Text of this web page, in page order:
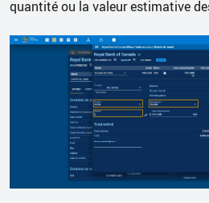
quantité ou la valeur estimative